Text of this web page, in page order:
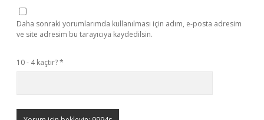
Daha sonraki yorumlarımda kullanılması için adım, e-posta adresim
ve site adresim bu tarayıcıya kaydedilsin.
10 - 4 kaçtır?*